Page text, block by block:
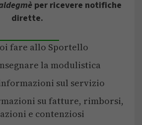
per ricevere notifiche
dirette.
fare allo Sportello
la modulistica
sul servizio
su fatture, rimborsi,
e contenziosi